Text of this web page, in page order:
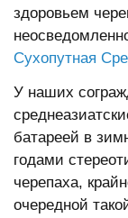
здоровьем
Сухопутная
У наших
батареей в
годами
черепаха,
очередной